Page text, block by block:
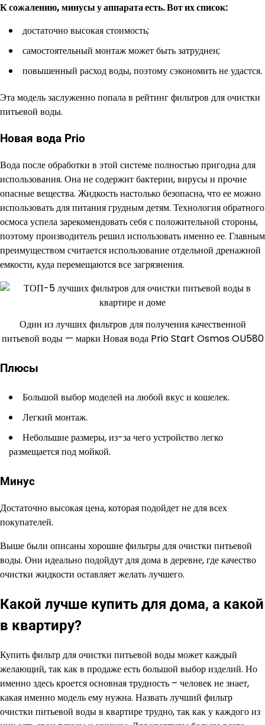
К сожалению, минусы у аппарата есть. Вот их список:
достаточно высокая стоимость;
самостоятельный монтаж может быть затруднен;
повышенный расход воды, поэтому сэкономить не удастся.
Эта модель заслуженно попала в рейтинг фильтров для очистки
питьевой воды.
Новая вода Prio
Вода после обработки в этой системе полностью пригодна для
использования. Она не содержит бактерии, вирусы и прочие
опасные вещества. Жидкость настолько безопасна, что ее можно
использовать для питания грудным детям. Технология обратного
осмоса успела зарекомендовать себя с положительной стороны,
поэтому производитель решил использовать именно ее. Главным
преимуществом считается использование отдельной дренажной
емкости, куда перемещаются все загрязнения.
Один из лучших фильтров для получения качественной
питьевой воды — марки Новая вода Prio Start Osmos OU580
Плюсы
Большой выбор моделей на любой вкус и кошелек.
Легкий монтаж.
Небольшие размеры, из-за чего устройство легко
размещается под мойкой.
Минус
Достаточно высокая цена, которая подойдет не для всех
покупателей.
Выше были описаны хорошие фильтры для очистки питьевой
воды. Они идеально подойдут для дома в деревне, где качество
очистки жидкости оставляет желать лучшего.
Какой лучше купить для дома, а какой
в квартиру?
Купить фильтр для очистки питьевой воды может каждый
желающий, так как в продаже есть большой выбор изделий. Но
именно здесь кроется основная трудность – человек не знает,
какая именно модель ему нужна. Назвать лучший фильтр
очистки питьевой воды в квартире трудно, так как у каждого из